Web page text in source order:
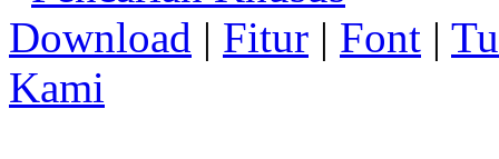
Download | Fitur | Font |
Kami